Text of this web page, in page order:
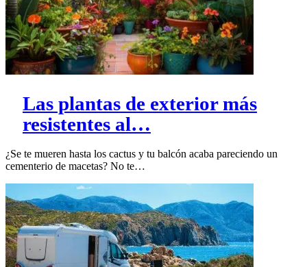
Las plantas de exterior más
resistentes al…
¿Se te mueren hasta los cactus y tu balcón acaba pareciendo un
cementerio de macetas? No te…